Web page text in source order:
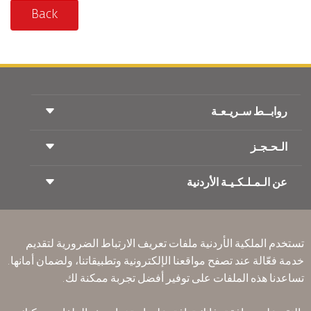
Back
روابــط سـريـعـة
شروط السفر
السفر أثناء الحمل
ذوي الاحتياجات الخاصة
Accessibility Plan and Feedback Process
الـحـجـز
حجز القطار
تكرم
الإقامه لمسافري الترانزيت
عن الـمـلـكـيـة الأردنية
انضم لعائلتنا
الأخبار
سـيـا سة الخصوصية
مكاتبنا حول العالم
تستخدم الملكية الأردنية ملفات تعريف الارتباط الضرورية لتقديم
خدمة فعّالة عند تصفح مواقعنا الإلكترونية وتطبيقاتنا، ولضمان أمانها.
تساعدنا هذه الملفات على توفير أفضل تجربة ممكنة لك.